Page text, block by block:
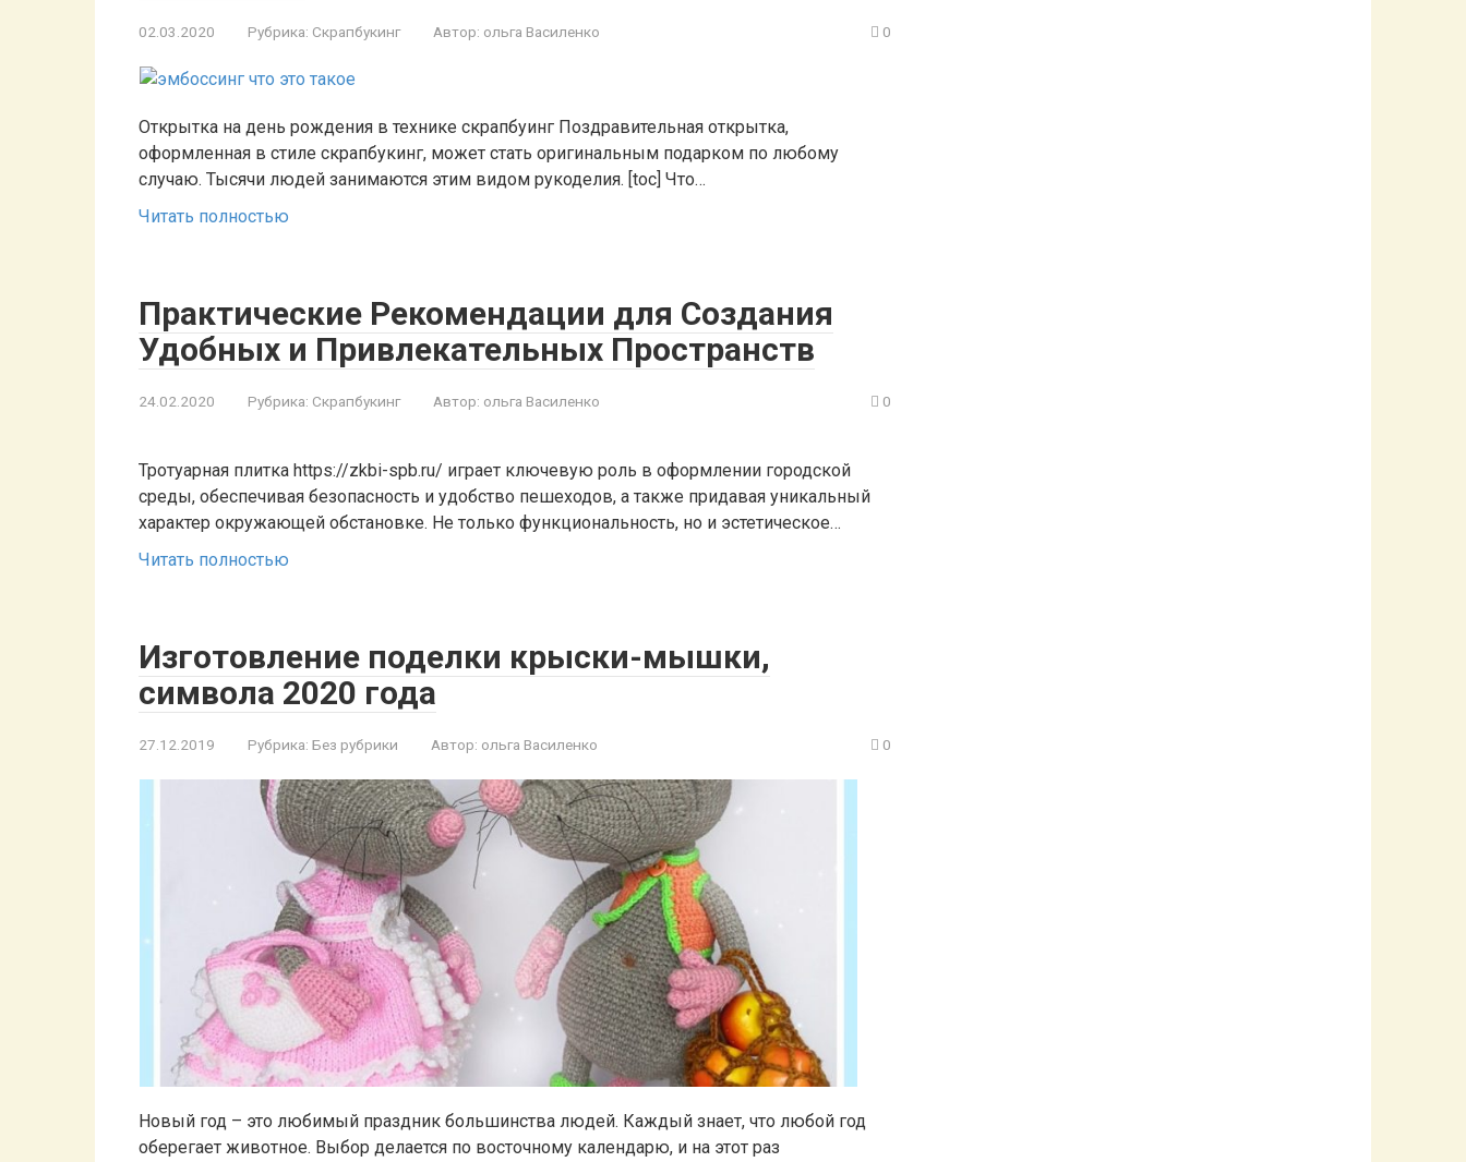
02.03.2020 Рубрика: Скрапбукинг Автор: ольга Василенко 0
Открытка на день рождения в технике скрапбуинг Поздравительная открытка,
оформленная в стиле скрапбукинг, может стать оригинальным подарком по любому
случаю. Тысячи людей занимаются этим видом рукоделия. [toc] Что…
Читать полностью
Практические Рекомендации для Создания
Удобных и Привлекательных Пространств
24.02.2020 Рубрика: Скрапбукинг Автор: ольга Василенко 0
Тротуарная плитка https://zkbi-spb.ru/ играет ключевую роль в оформлении городской
среды, обеспечивая безопасность и удобство пешеходов, а также придавая уникальный
характер окружающей обстановке. Не только функциональность, но и эстетическое…
Читать полностью
Изготовление поделки крыски-мышки,
символа 2020 года
27.12.2019 Рубрика: Без рубрики Автор: ольга Василенко 0
Новый год – это любимый праздник большинства людей. Каждый знает, что любой год
оберегает животное. Выбор делается по восточному календарю, и на этот раз